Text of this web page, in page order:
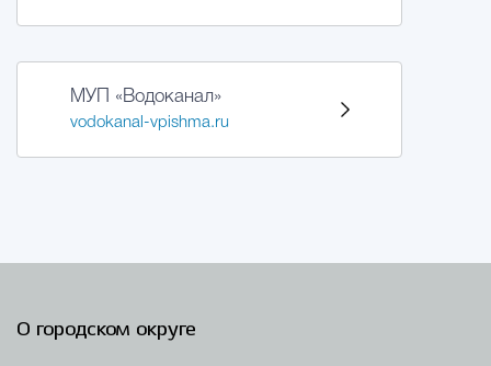
МУП «Водоканал»
vodokanal-vpishma.ru
О городском округе